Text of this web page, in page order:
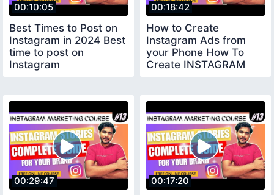
00:10:05
Best Times to Post on
Instagram in 2024 Best
time to post on
Instagram
00:18:42
How to Create
Instagram Ads from
your Phone How To
Create INSTAGRAM
00:29:47 00:17:20